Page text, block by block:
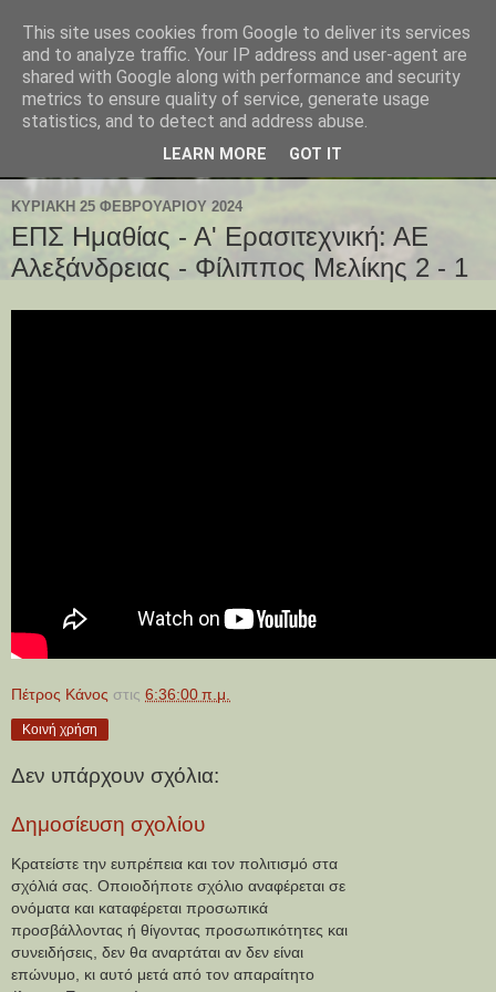
ΚΥΡΙΑΚΉ 25 ΦΕΒΡΟΥΑΡΊΟΥ 2024
ΕΠΣ Ημαθίας - Α' Ερασιτεχνική: ΑΕ
Αλεξάνδρειας - Φίλιππος Μελίκης 2 - 1
Πέτρος Κάνος στις 6:36:00 π.μ.
Κοινή χρήση
Δεν υπάρχουν σχόλια:
Δημοσίευση σχολίου
Κρατείστε την ευπρέπεια και τον πολιτισμό στα
σχόλιά σας. Οποιοδήποτε σχόλιο αναφέρεται σε
ονόματα και καταφέρεται προσωπικά
προσβάλλοντας ή θίγοντας προσωπικότητες και
συνειδήσεις, δεν θα αναρτάται αν δεν είναι
επώνυμο, κι αυτό μετά από τον απαραίτητο
This site uses cookies from Google to deliver its services
and to analyze traffic. Your IP address and user-agent are
shared with Google along with performance and security
metrics to ensure quality of service, generate usage
statistics, and to detect and address abuse.
LEARN MORE GOT IT